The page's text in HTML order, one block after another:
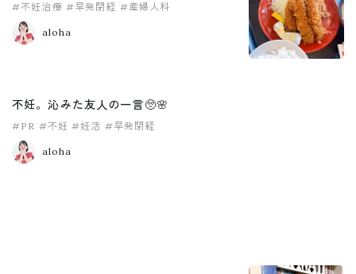
#不妊治療 #早発閉経 #産婦人科
aloha
不妊。沁みた友人の一言🥺🌸
#PR #不妊 #妊活 #早発閉経
aloha